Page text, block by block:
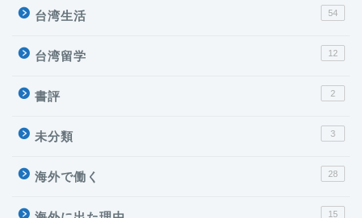
台湾生活 54
台湾留学 12
書評 2
未分類 3
海外で働く 28
15